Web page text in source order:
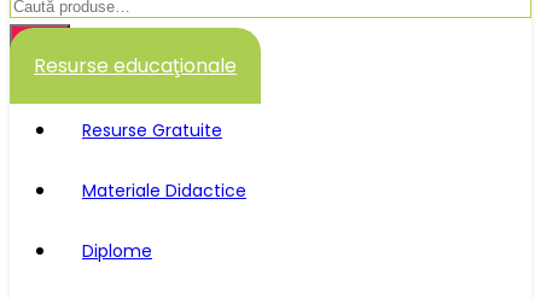
Caută
Resurse educaţionale
Resurse Gratuite
Materiale Didactice
Diplome